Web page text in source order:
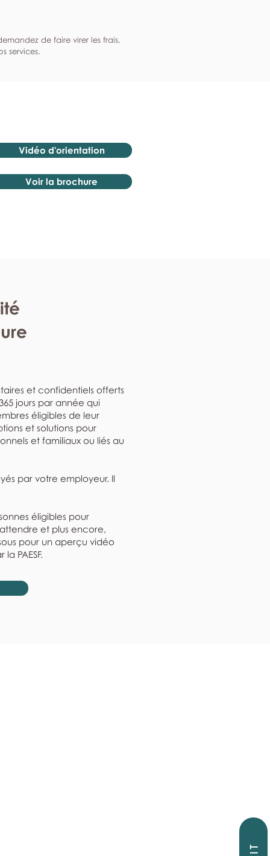
de faire virer les frais.
services.
Vidéo d'orientation
Voir la brochure
et confidentiels offerts
jours par année qui
éligibles de leur
et solutions pour
et familiaux ou liés au
par votre employeur. Il
éligibles pour
et plus encore,
pour un aperçu vidéo
PAESF.